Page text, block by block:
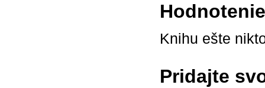
Knihu ešte
Pridajte